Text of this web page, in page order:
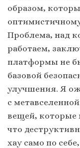
образом,
Проблема, над
работаем,
платформы не
базовой
улучшения. Я
с
вещей, которые
что
хау само по